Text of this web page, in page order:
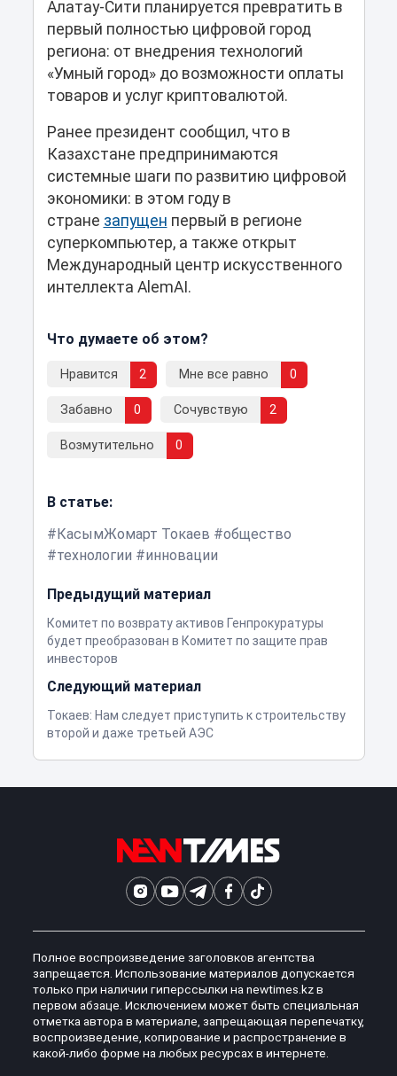
Алатау-Сити планируется превратить в
первый полностью цифровой город
региона: от внедрения технологий
«Умный город» до возможности оплаты
товаров и услуг криптовалютой.
Ранее президент сообщил, что в
Казахстане предпринимаются
системные шаги по развитию цифровой
экономики: в этом году в
стране запущен первый в регионе
суперкомпьютер, а также открыт
Международный центр искусственного
интеллекта AlemAI.
Что думаете об этом?
Нравится 2 Мне все равно 0
Забавно 0 Сочувствую 2
Возмутительно 0
В статье:
КасымЖомарт Токаев
общество
технологии
инновации
Предыдущий материал
Комитет по возврату активов Генпрокуратуры
будет преобразован в Комитет по защите прав
инвесторов
Следующий материал
Токаев: Нам следует приступить к строительству
второй и даже третьей АЭС
Полное воспроизведение заголовков агентства
запрещается. Использование материалов допускается
только при наличии гиперссылки на newtimes.kz в
первом абзаце. Исключением может быть специальная
отметка автора в материале, запрещающая перепечатку,
воспроизведение, копирование и распространение в
какой-либо форме на любых ресурсах в интернете.